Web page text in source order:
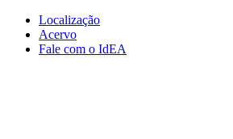
Conteúdo principal
Localização
Acervo
Fale com o IdEA